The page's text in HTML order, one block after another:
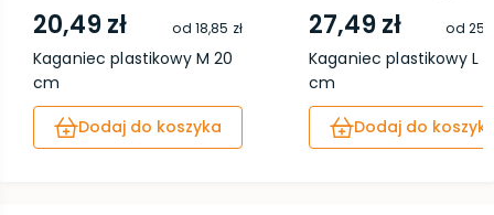
20,49 zł od 18,85 zł
Kaganiec plastikowy M 20
cm
Dodaj do koszyka
27,49 zł od
Kaganiec plastikowy L
cm
Dodaj do